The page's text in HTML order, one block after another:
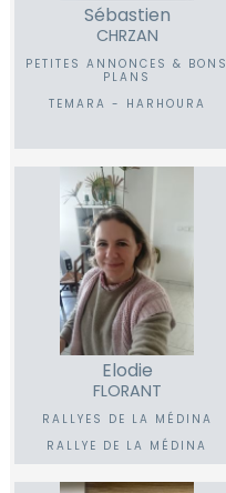
Sébastien
CHRZAN
PETITES ANNONCES & BONS
PLANS
TEMARA - HARHOURA
Elodie
FLORANT
RALLYES DE LA MÉDINA
RALLYE DE LA MÉDINA